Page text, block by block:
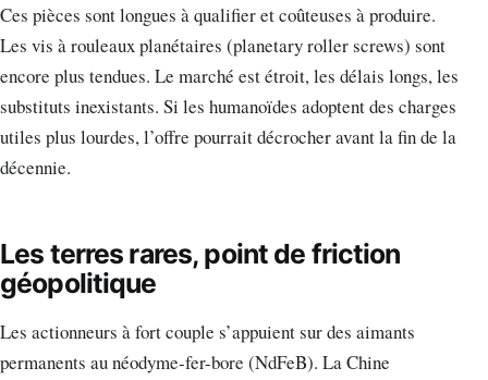
Ces pièces sont longues à qualifier et coûteuses à produire.
Les vis à rouleaux planétaires (planetary roller screws) sont
encore plus tendues. Le marché est étroit, les délais longs, les
substituts inexistants. Si les humanoïdes adoptent des charges
utiles plus lourdes, l’offre pourrait décrocher avant la fin de la
décennie.
Les terres rares, point de friction
géopolitique
Les actionneurs à fort couple s’appuient sur des aimants
permanents au néodyme-fer-bore (NdFeB). La Chine